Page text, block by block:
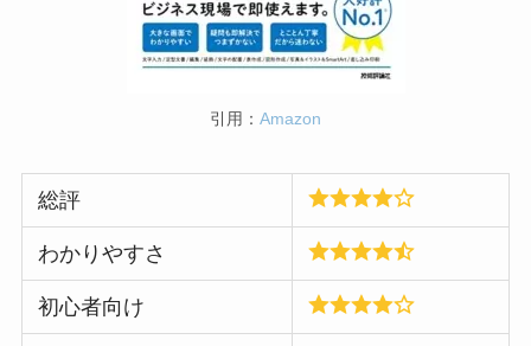
引用： Amazon
総評
わかりやすさ
初心者向け